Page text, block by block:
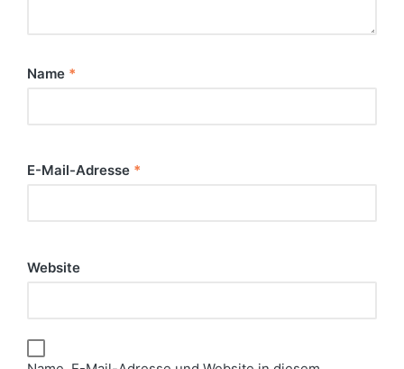
Name *
E-Mail-Adresse *
Website